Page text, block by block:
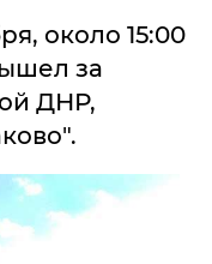
около 15:00
за
ДНР,